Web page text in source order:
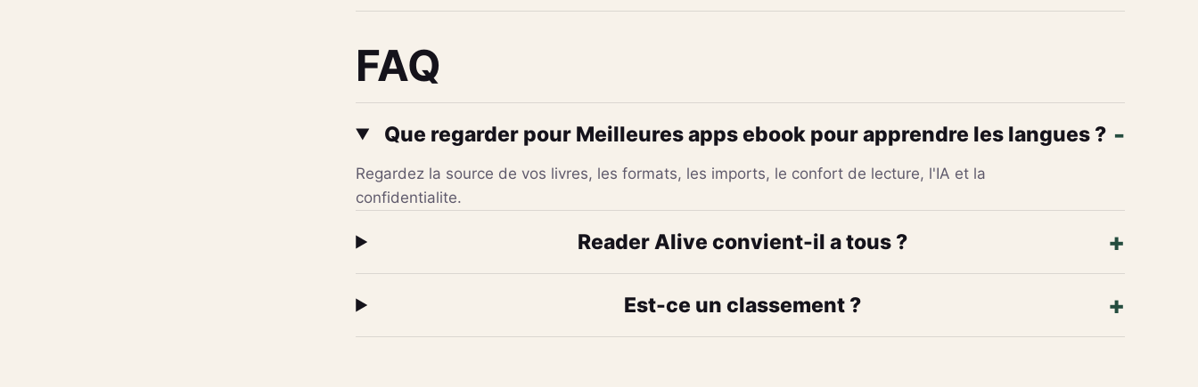
FAQ
Que regarder pour Meilleures apps ebook pour apprendre les langues ?
Regardez la source de vos livres, les formats, les imports, le confort de lecture, l'IA et la
confidentialite.
Reader Alive convient-il a tous ?
Est-ce un classement ?